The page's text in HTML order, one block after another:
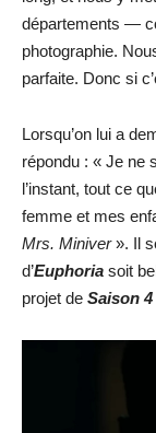
départements —
photographie.
parfaite. Donc si
Lorsqu’on lui a
répondu : « Je ne
l’instant, tout ce
femme et mes
Mrs. Miniver». Il
d’Euphoria soit
projet de Saison